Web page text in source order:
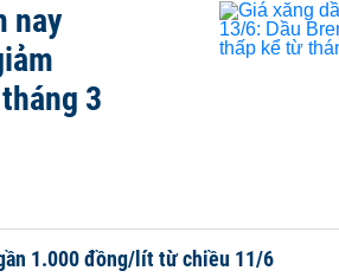
nay
3
1.000 đồng/lít từ chiều 11/6